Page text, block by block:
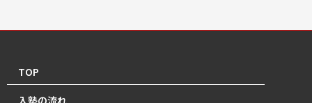
TOP
入塾の流れ